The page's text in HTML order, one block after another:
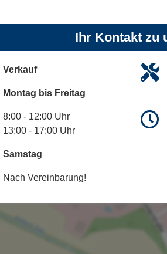
Ihr Kontakt zu
Verkauf
Montag bis Freitag
8:00 - 12:00 Uhr
13:00 - 17:00 Uhr
Samstag
Nach Vereinbarung!